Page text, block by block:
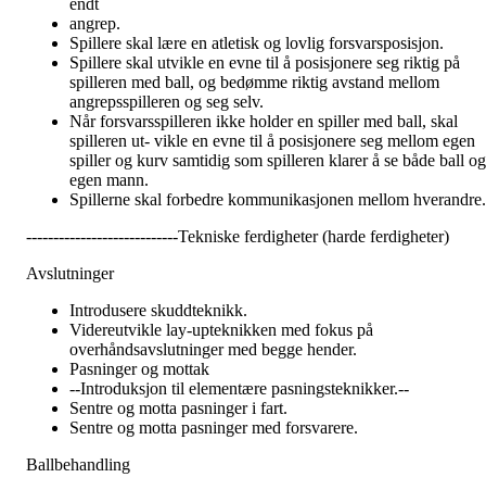
endt
angrep.
Spillere skal lære en atletisk og lovlig forsvarsposisjon.
Spillere skal utvikle en evne til å posisjonere seg riktig på
spilleren med ball, og bedømme riktig avstand mellom
angrepsspilleren og seg selv.
Når forsvarsspilleren ikke holder en spiller med ball, skal
spilleren ut- vikle en evne til å posisjonere seg mellom egen
spiller og kurv samtidig som spilleren klarer å se både ball og
egen mann.
Spillerne skal forbedre kommunikasjonen mellom hverandre.
----------------------------Tekniske ferdigheter (harde ferdigheter)
Avslutninger
Introdusere skuddteknikk.
Videreutvikle lay-upteknikken med fokus på
overhåndsavslutninger med begge hender.
Pasninger og mottak
--Introduksjon til elementære pasningsteknikker.--
Sentre og motta pasninger i fart.
Sentre og motta pasninger med forsvarere.
Ballbehandling